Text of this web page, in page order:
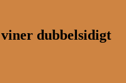
dubbelsidigt